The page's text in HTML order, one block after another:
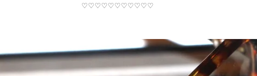
♡♡♡♡♡♡♡♡♡♡♡